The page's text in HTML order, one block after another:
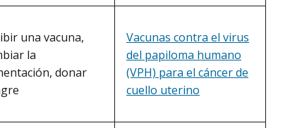
una vacuna,
la
donar
Vacunas contra el virus
del papiloma humano
(VPH) para el cáncer de
cuello uterino